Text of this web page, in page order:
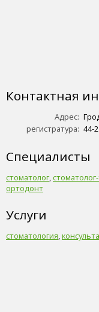
Контактная
Адрес:
регистратура: 44-
Специалисты
стоматолог,
ортодонт
Услуги
стоматология,